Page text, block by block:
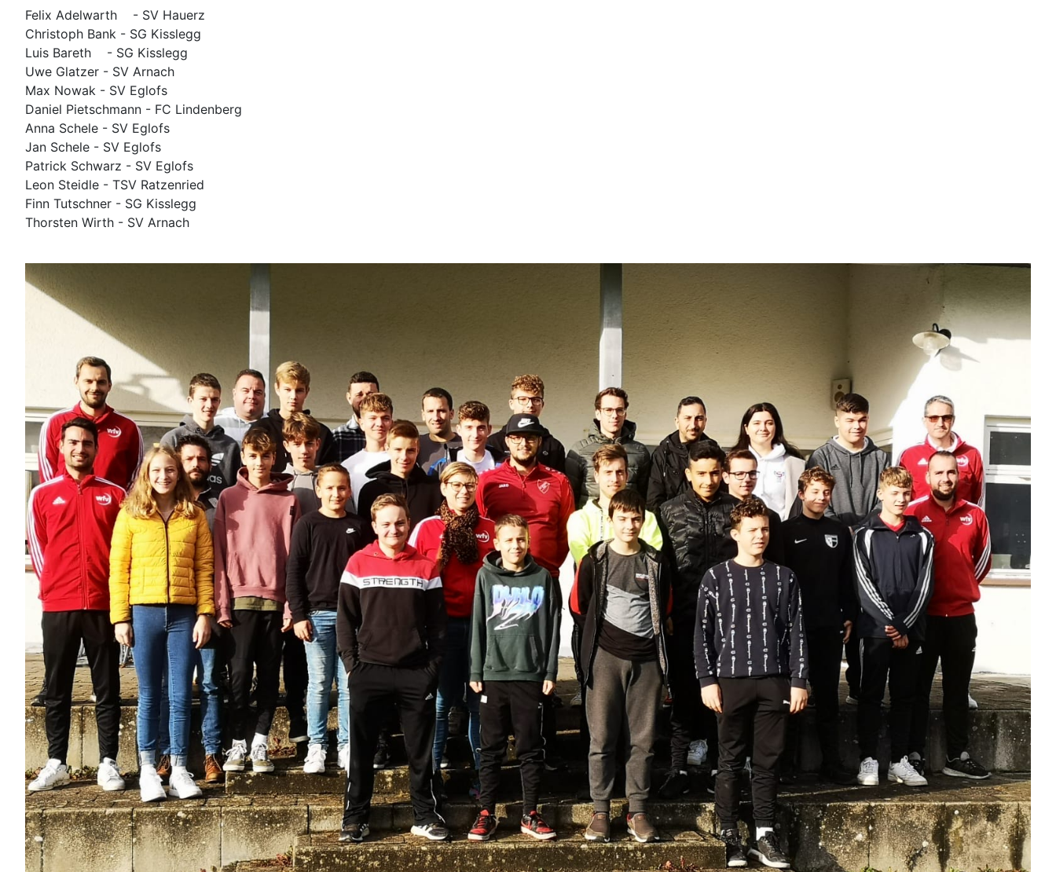
Felix Adelwarth - SV Hauerz
Christoph Bank - SG Kisslegg
Luis Bareth - SG Kisslegg
Uwe Glatzer - SV Arnach
Max Nowak - SV Eglofs
Daniel Pietschmann - FC Lindenberg
Anna Schele - SV Eglofs
Jan Schele - SV Eglofs
Patrick Schwarz - SV Eglofs
Leon Steidle - TSV Ratzenried
Finn Tutschner - SG Kisslegg
Thorsten Wirth - SV Arnach